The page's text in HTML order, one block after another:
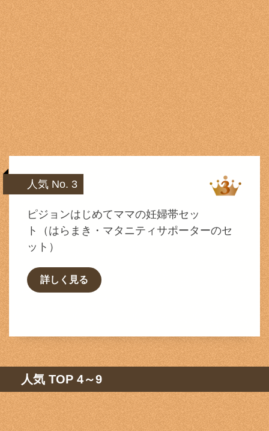
人気 No. 3
ピジョンはじめてママの妊婦帯セッ
ト（はらまき・マタニティサポーターのセ
ット）
詳しく見る
人気 TOP 4～9